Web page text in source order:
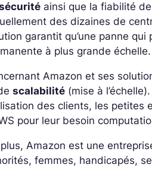
ainsi que la fiabilité
des dizaines de
garantit qu’une panne
à plus grande échelle.
Amazon et ses
scalabilité (mise à
des clients, les petites
pour leur besoin
Amazon est une
femmes, handicapés,